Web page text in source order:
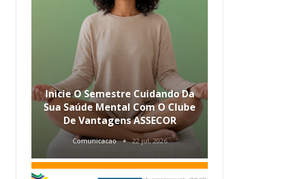
Inicie O Semestre Cuidando Da
Sua Saúde Mental Com O Clube
De Vantagens ASSECOR
Comunicacao 22 jul, 2026